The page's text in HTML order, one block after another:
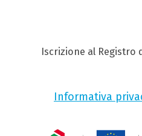
Iscrizione al Registro
Informativa